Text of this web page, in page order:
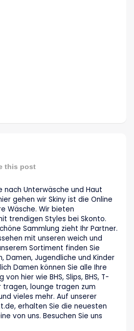
this post
nach Unterwäsche und Haut
gehen wir Skiny ist die Online
Wäsche. Wir bieten
trendigen Styles bei Skonto.
Sammlung zieht Ihr Partner.
mit unseren weich und
Sortiment finden Sie
Damen, Jugendliche und Kinder
Damen können Sie alle Ihre
hier wie BHS, Slips, BHS, T-
tragen, lounge tragen zum
vieles mehr. Auf unserer
erhalten Sie die neuesten
von uns. Besuchen Sie uns